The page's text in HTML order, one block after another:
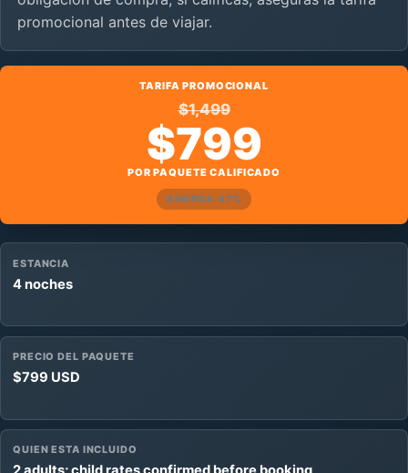
promocional antes de viajar.
TARIFA PROMOCIONAL
$1,499
$799
POR PAQUETE CALIFICADO
AHORRA 47%
ESTANCIA
4 noches
PRECIO DEL PAQUETE
$799 USD
QUIEN ESTA INCLUIDO